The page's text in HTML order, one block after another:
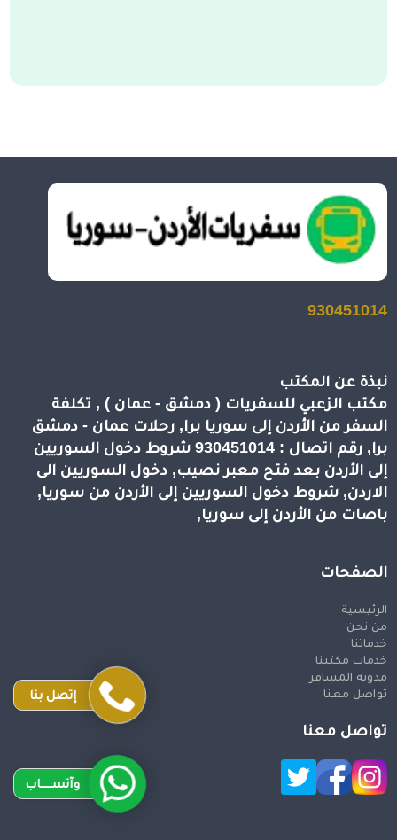
وآتســــاب
930451014
نبذة عن المكتب
مكتب الزعبي للسفريات ( دمشق - عمان ) , تكلفة
السفر من الأردن إلى سوريا برا, رحلات عمان - دمشق
برا, رقم اتصال : 930451014 شروط دخول السوريين
إلى الأردن بعد فتح معبر نصيب, دخول السوريين الى
الاردن, شروط دخول السوريين إلى الأردن من سوريا,
باصات من الأردن إلى سوريا,
الصفحات
الرئيسية
من نحن
خدماتنا
خدمات مكتبنا
مدونة المسافر
تواصل معنا
تواصل معنا
إتصل بنا